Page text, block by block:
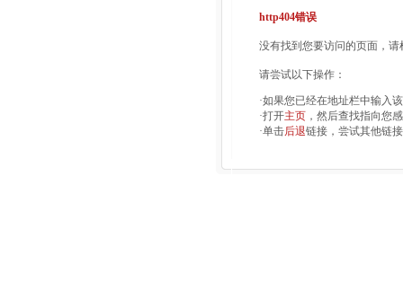
http404错误
没有找到您要访问的页面，
请尝试以下操作：
·如果您已经在地址栏中输入
·打开主页 ，然后查找指向您
·单击后退链接，尝试其他链